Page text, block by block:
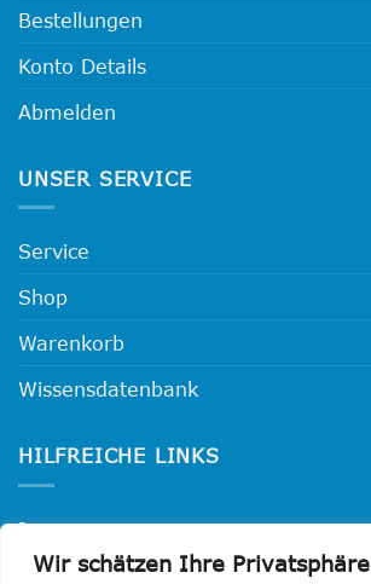
Wir schätzen Ihre Privatsphäre
Bestellungen
Konto Details
Abmelden
UNSER SERVICE
Service
Shop
Warenkorb
Wissensdatenbank
HILFREICHE LINKS
Impressum
Datenschutzerklärung